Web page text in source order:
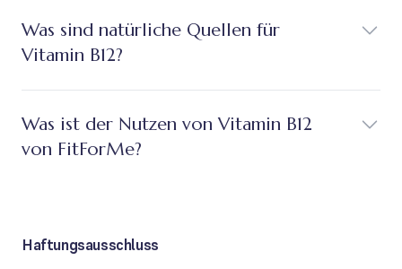
Was sind natürliche Quellen für
Vitamin B12?
Was ist der Nutzen von Vitamin B12
von FitForMe?
Haftungsausschluss